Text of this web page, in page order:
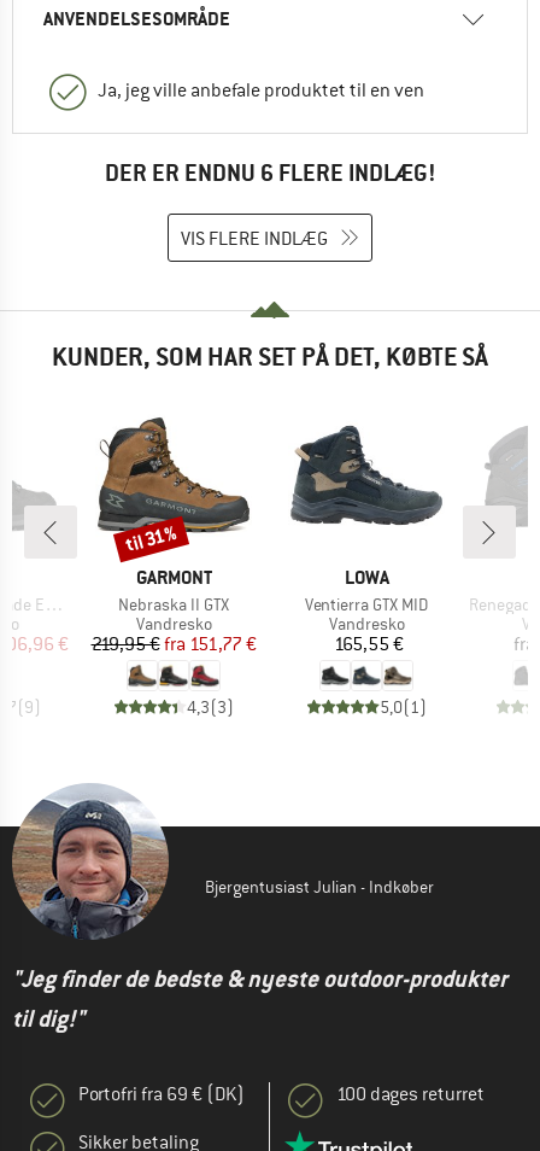
ANVENDELSESOMRÅDE
Ja, jeg ville anbefale produktet til en ven
DER ER ENDNU 6 FLERE INDLÆG!
VIS FLERE INDLÆG
KUNDER, SOM HAR SET PÅ DET, KØBTE SÅ
Mid Wide
pris
€
(9)
MÆRKE
GARMONT
Artikel
Nebraska II GTX
Produktgruppe
Vandresko
Pris
219,95 € Nedsat pris
fra 151,77 €
4,3(3)
Rabat
til 31%
MÆRKE
LOWA
Artikel
Ventierra GTX MID
Produktgruppe
Vandresko
Pris
165,55 €
5,0(1 )
Artikel
Renegade
fra
Bjergentusiast Julian - Indkøber
"Jeg finder de bedste & nyeste outdoor-produkter
til dig!"
Portofri fra 69 € (DK)
Sikker betaling
100 dages returret